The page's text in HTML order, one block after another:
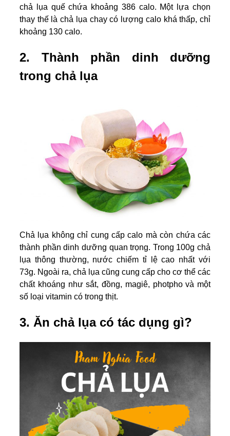
chả lụa quế chứa khoảng 386 calo. Một lựa chọn
thay thế là chả lụa chay có lượng calo khá thấp, chỉ
khoảng 130 calo.
2. Thành phần dinh dưỡng
trong chả lụa
Chả lụa không chỉ cung cấp calo mà còn chứa các
thành phần dinh dưỡng quan trọng. Trong 100g chả
lụa thông thường, nước chiếm tỉ lệ cao nhất với
73g. Ngoài ra, chả lụa cũng cung cấp cho cơ thể các
chất khoáng như sắt, đồng, magiê, photpho và một
số loại vitamin có trong thịt.
3. Ăn chả lụa có tác dụng gì?